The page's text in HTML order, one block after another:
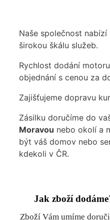
Naše společnost
širokou škálu služeb.
Rychlost dodání motoru
objednání s cenou za
Zajišťujeme dopravu
Zásilku doručíme do
Moravou nebo okolí a
být váš domov nebo
kdekoli v ČR.
Jak zboží
Zboží Vám umíme